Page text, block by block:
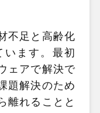
不足と高齢化
います。最初
ェアで解決で
題解決のため
離れることと